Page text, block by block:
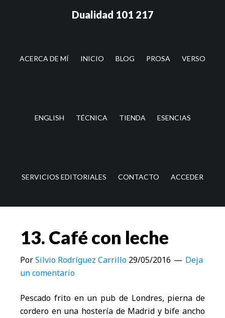
lateral
Dualidad 101 217
ACERCA DE MÍ INICIO BLOG PROSA VERSO
ENGLISH TÉCNICA TIENDA ESENCIAS
SERVICIOS EDITORIALES CONTACTO ACCEDER
13. Café con leche
PorSilvio Rodríguez Carrillo 29/05/2016
Deja
un comentario
Pescado frito en un pub de Londres, pierna de
cordero en una hostería de Madrid y bife ancho